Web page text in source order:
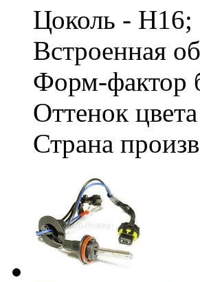
Цоколь - H16;
Встроенная
Форм-фактор
Оттенок
Страна